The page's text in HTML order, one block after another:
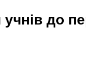
бюджетних
до